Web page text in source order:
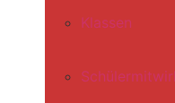
Klassen